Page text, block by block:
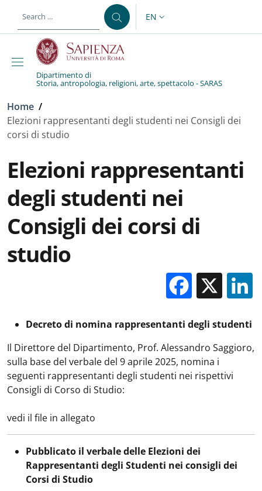
LANGUAGE SWITCHER:
EN
Dipartimento di
Storia, antropologia, religioni, arte, spettacolo - SARAS
Breadcrumb
Home /
Elezioni rappresentanti degli studenti nei Consigli dei
corsi di studio
Elezioni rappresentanti
degli studenti nei
Consigli dei corsi di
studio
X
Decreto di nomina rappresentanti degli studenti
Il Direttore del Dipartimento, Prof. Alessandro Saggioro,
sulla base del verbale del 9 aprile 2025, nomina i
seguenti rappresentanti degli studenti nei rispettivi
Consigli di Corso di Studio:
vedi il file in allegato
Pubblicato il verbale delle Elezioni dei
Rappresentanti degli Studenti nei consigli dei
Corsi di Studio